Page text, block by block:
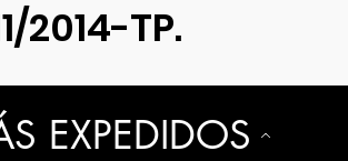
2014-TP.
EXPEDIDOS